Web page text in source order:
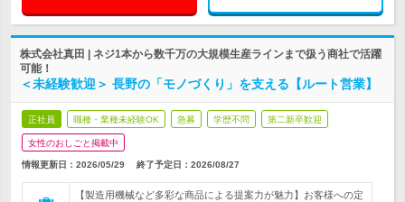
株式会社真田 | ネジ1本から数千万の大規模生産ラインまで扱う商社で活躍
可能！
＜未経験歓迎＞ 長野の「モノづくり」を支える【ルート営業】
正社員 職種・業種未経験OK 急募 学歴不問 第二新卒歓迎
女性のおしごと掲載中
情報更新日：2026/05/29 終了予定日： 2026/08/27
【製造用機械など多彩な商品による提案力が魅力】お客様への定